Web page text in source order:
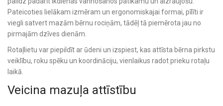
Pateicoties lielākam izmēram un ergonomiskajai formai, pīlīti ir
viegli satvert mazām bērnu rociņām, tādēļ tā piemērota jau no
pirmajām dzīves dienām.
Rotaļlietu var piepildīt ar ūdeni un izspiest, kas attīsta bērna pirkstu
veiklību, roku spēku un koordināciju, vienlaikus radot prieku rotaļu
laikā.
Veicina mazuļa attīstību